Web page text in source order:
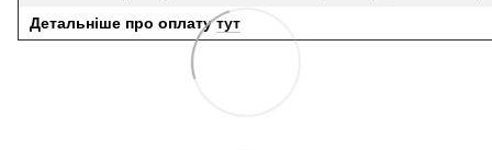
Детальніше про оплатутут